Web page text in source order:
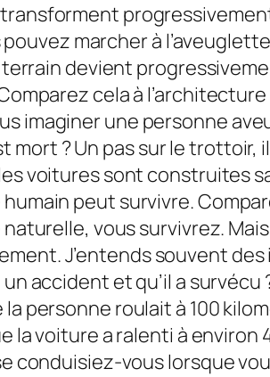
marcher à
devient
cela à
imaginer une personne
mort ? Un pas sur le
voitures sont construites
peut survivre.
vous survivrez.
J’entends souvent
accident et qu’il a
personne roulait à 100
voiture a ralenti à environ
conduisiez-vous lorsque